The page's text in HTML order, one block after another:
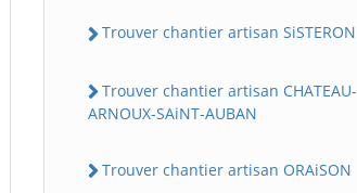
Trouver chantier artisan SiSTERON
Trouver chantier artisan CHATEAU-
ARNOUX-SAiNT-AUBAN
Trouver chantier artisan ORAiSON